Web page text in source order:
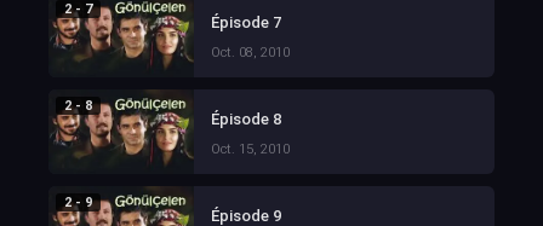
2 - 7
Épisode 7
Oct. 08, 2010
2 - 8
Épisode 8
Oct. 15, 2010
2 - 9
Épisode 9